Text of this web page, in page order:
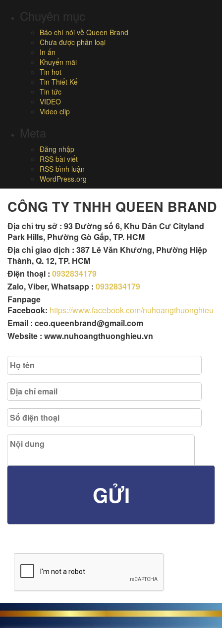
Chuyên mục
Báo chí nói về Queen Brand
Chưa được phân loại
In ấn
Khuyến mãi
Tin hot
Tin Thiết Kế
Tin tức
VIDEO
Video clip
Meta
Đăng nhập
RSS bài viết
RSS bình luận
WordPress.org
CÔNG TY TNHH QUEEN BRAND
Địa chỉ trụ sở : 93 Đường số 6, Khu Dân Cư Cityland
Park Hills, Phường Gò Gấp, TP. HCM
Địa chỉ giao dịch : 387 Lê Văn Khương, Phường Hiệp
Thành, Q. 12, TP. HCM
Điện thoại : 0932834179
Zalo, Viber, Whatsapp : 0932834179
Fanpage
Facebook: https://www.facebook.com/nuhoangthuonghieu
Email : ceo.queenbrand@gmail.com
Website : www.nuhoangthuonghieu.vn